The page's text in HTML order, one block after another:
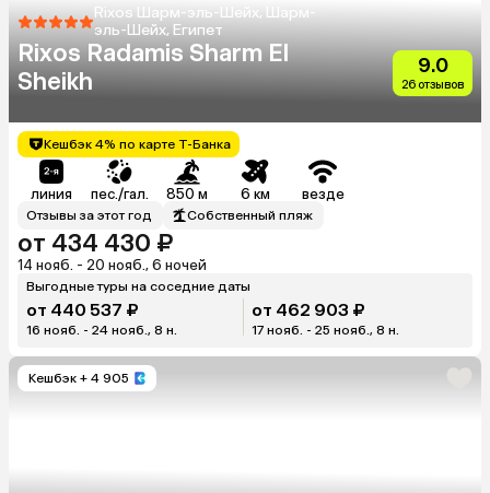
Rixos Шарм-эль-Шейх, Шарм-
эль-Шейх, Египет
Rixos Radamis Sharm El
Sheikh
9.0
26 отзывов
Кешбэк 4% по карте Т-Банка
линия пес./гал. 850 м 6 км везде
Отзывы за этот год Собственный пляж
от 434 430 ₽
14 нояб. - 20 нояб., 6 ночей
Выгодные туры на соседние даты
от 440 537 ₽
16 нояб. - 24 нояб., 8 н.
от 462 903 ₽
17 нояб. - 25 нояб., 8 н.
Кешбэк + 4 905